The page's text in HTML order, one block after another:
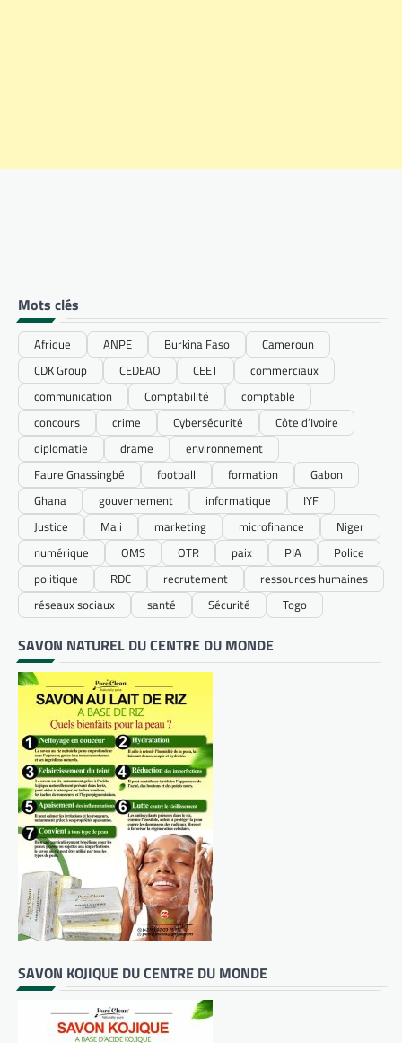
Mots clés
Afrique ANPE Burkina Faso
Cameroun
CDK Group
CEDEAO CEET
commerciaux
communication
Comptabilité
comptable
concours
crime Cybersécurité
Côte d’Ivoire
diplomatie
drame
environnement
Faure Gnassingbé
football formation
Gabon
Ghana
gouvernement informatique
IYF
Justice
Mali marketing microfinance
Niger
numérique
OMS OTR paix PIA
Police
politique
RDC recrutement
ressources humaines
réseaux sociaux
santé Sécurité Togo
SAVON NATUREL DU CENTRE DU MONDE
SAVON KOJIQUE DU CENTRE DU MONDE